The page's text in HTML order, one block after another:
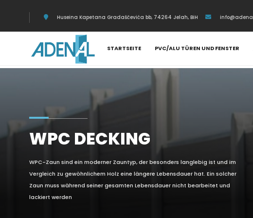
Huseina Kapetana Gradaščevića bb, 74264 Jelah, BiH
STARTSEITE PVC/ALU TÜREN UND FENSTER
WPC DECKING
WPC-Zaun sind ein moderner Zauntyp, der besonders langlebig ist und im
Vergleich zu gewöhnlichem Holz eine längere Lebensdauer hat. Ein solcher
Zaun muss während seiner gesamten Lebensdauer nicht bearbeitet und
lackiert werden